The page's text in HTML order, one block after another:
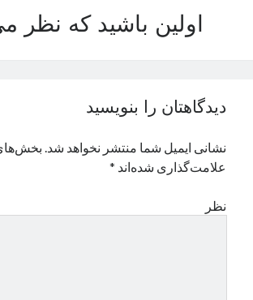
اولین باشید که نظر
دیدگاهتان را بنویسید
نشانی ایمیل شما منتشر نخواهد شد. بخش‌های
علامت‌گذاری شده‌اند *
نظر